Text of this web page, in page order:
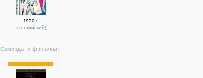
1950 г.
(английский)
Самиздат и фэнзины: